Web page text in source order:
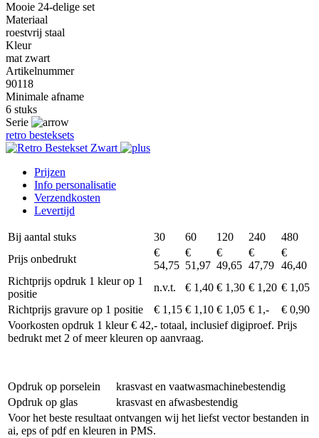
Mooie 24-delige set
Materiaal
roestvrij staal
Kleur
mat zwart
Artikelnummer
90118
Minimale afname
6 stuks
Serie
retro besteksets
Prijzen
Info personalisatie
Verzendkosten
Levertijd
Bij aantal stuks 30 60 120 240
480
Prijs onbedrukt
€
54,75
€
51,97
€
49,65
€
47,79
€
46,40
Richtprijs opdruk 1 kleur op 1
positie
n.v.t. € 1,40 € 1,30 € 1,20 € 1,05
Richtprijs gravure op 1 positie
€ 1,15 € 1,10 € 1,05 € 1,-
€ 0,90
Voorkosten opdruk 1 kleur € 42,- totaal, inclusief digiproef. Prijs
bedrukt met 2 of meer kleuren op aanvraag.
Opdruk op porselein
krasvast en vaatwasmachinebestendig
Opdruk op glas
krasvast en afwasbestendig
Voor het beste resultaat ontvangen wij het liefst vector bestanden in
ai, eps of pdf en kleuren in PMS.